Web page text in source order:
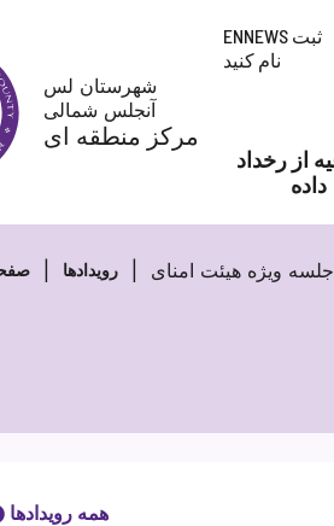
شهرستان لس
آنجلس شمالی
مرکز منطقه ای
ENNEWS ثبت
نام کنید
از رخداد
داده
رویدادها
همه رویدادها